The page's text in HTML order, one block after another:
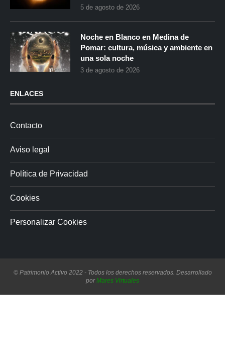
5 de agosto de 2026
Noche en Blanco en Medina de
Pomar: cultura, música y ambiente en
una sola noche
3 de agosto de 2026
ENLACES
Contacto
Aviso legal
Política de Privacidad
Cookies
Personalizar Cookies
© Patrimonio Activo 2022 - Todos los derechos reservados. Desarrollado
porMares Virtuales